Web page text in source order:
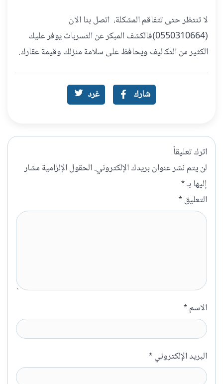
لا تنتظر حتى تتفاقم المشكلة، اتصل بنا الان
(0550310664)فالكشف المبكر عن التسربات يوفر عليك
الكثير من التكاليف ويحافظ على سلامة منزلك وقيمة عقارك.
شارك غرد
اترك تعليقاً
لن يتم نشر عنوان بريدك الإلكتروني.الحقول الإلزامية مشار
إليها بـ*
التعليق*
الاسم*
البريد الإلكتروني*